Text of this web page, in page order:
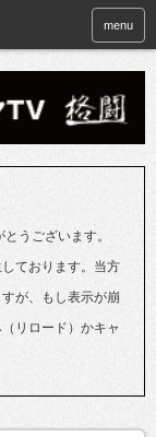
menu
うございます。
ております。当方
が、もし表示が崩
リロード）かキャ